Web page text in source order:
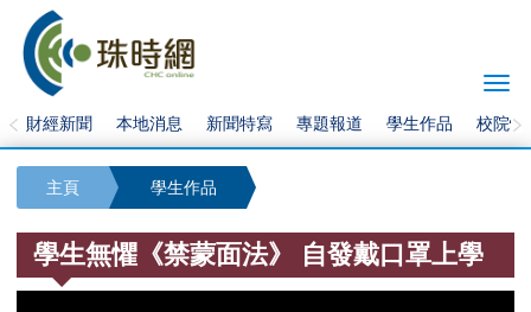
財經新聞 本地消息 新聞特寫 專題報道 學生作品 校院快
主頁 學生作品
學生無懼《禁蒙面法》 自發戴口罩上學